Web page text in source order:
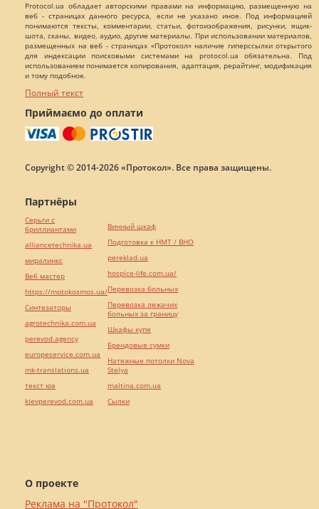
Protocol.ua обладает авторскими правами на информацию, размещенную на
веб - страницах данного ресурса, если не указано иное. Под информацией
понимаются тексты, комментарии, статьи, фотоизображения, рисунки, ящик-
шота, сканы, видео, аудио, другие материалы. При использовании материалов,
размещенных на веб - страницах «Протокол» наличие гиперссылки открытого
для индексации поисковыми системами на protocol.ua обязательна. Под
использованием понимается копирования, адаптация, рерайтинг, модификация
и тому подобное.
Полный текст
Приймаємо до оплати
Copyright © 2014-2026 «Протокол». Все права защищены.
О проекте
Реклама на "Протокол"
Партнёры
Серьги с
бриллиантами
alliancetechnika.ua
миралинкс
Веб мастер
https://motokosmos.ua/
Синтезаторы
agrotechnika.com.ua
perevod.agency
europeservice.com.ua
mk-translations.ua
текст юа
kievperevod.com.ua
Винный шкаф
Подготовка к НМТ / ВНО
pereklad.ua
hospice-life.com.ua/
Перевозка больных
Перевозка лежачих
больных за границу
Шкафы купе
Брендовые сумки
Натяжные потолки Nova
Stelya
maltina.com.ua
Cылки